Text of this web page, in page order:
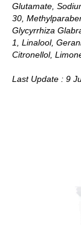
Glutamate,
30,
Glycyrrhiza
1, Linalool,
Citronellol,
Last Update : 9